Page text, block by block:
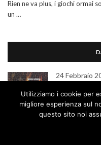
Rien ne va plus, i giochi ormai
un …
24 Febbraio
8 Luglio 2011
La donna
Utilizziamo i cookie per
migliore esperienza sul
questo sito noi